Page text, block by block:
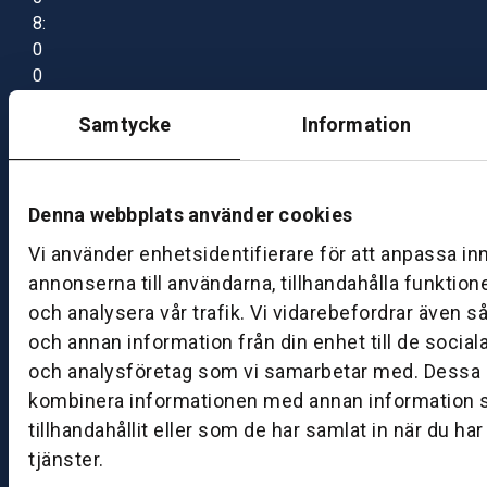
Samtycke Information
Denna webbplats använder cookies
Vi använder enhetsidentifierare för att anpassa
annonserna till användarna, tillhandahålla
och analysera vår trafik. Vi vidarebefordrar även
och annan information från din enhet till de
och analysföretag som vi samarbetar med. Dessa
kombinera informationen med annan information
tillhandahållit eller som de har samlat in när du
tjänster.
8:
0
0
7:
0
B
S
k
ö
v
d